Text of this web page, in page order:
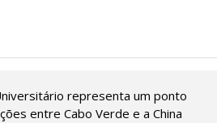
representa um ponto
entre Cabo Verde e a China